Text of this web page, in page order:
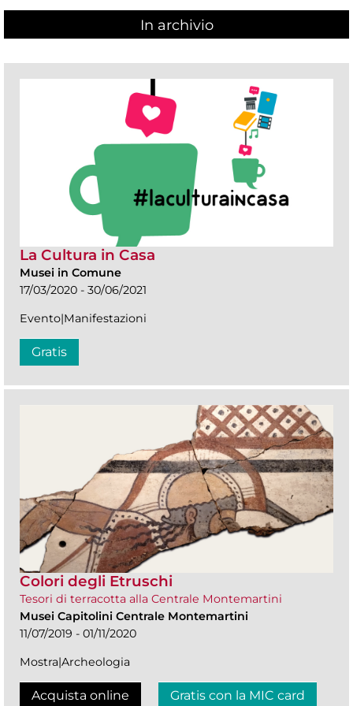
In archivio
La Cultura in Casa
Musei in Comune
17/03/2020 - 30/06/2021
Evento|Manifestazioni
Gratis
Colori degli Etruschi
Tesori di terracotta alla Centrale Montemartini
Musei Capitolini Centrale Montemartini
11/07/2019 - 01/11/2020
Mostra|Archeologia
Acquista online Gratis con la MIC card